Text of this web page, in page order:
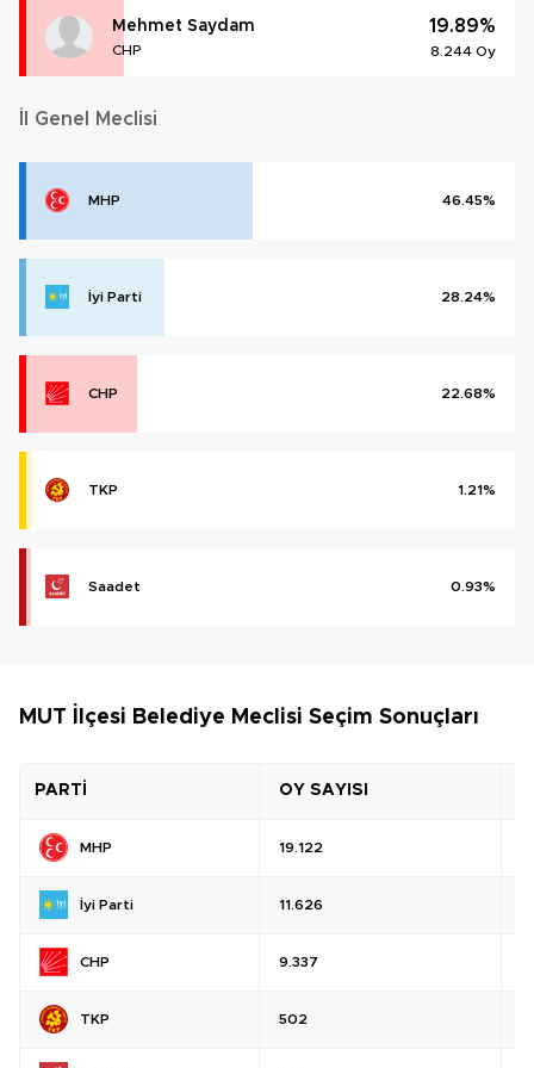
Mehmet Saydam
CHP
19.89%
8.244 Oy
İl Genel Meclisi
MHP 46.45%
İyi Parti 28.24%
CHP 22.68%
TKP 1.21%
Saadet 0.93%
MUT İlçesi Belediye Meclisi Seçim Sonuçları
PARTİ OY SAYISI
MHP 19.122
İyi Parti 11.626
CHP 9.337
TKP 502